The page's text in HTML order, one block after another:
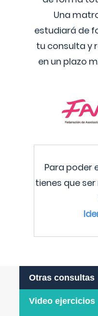
Una
estudiará de
tu consulta y
en un plazo
Para poder
tienes que ser
Otras consultas
Video ejercicios